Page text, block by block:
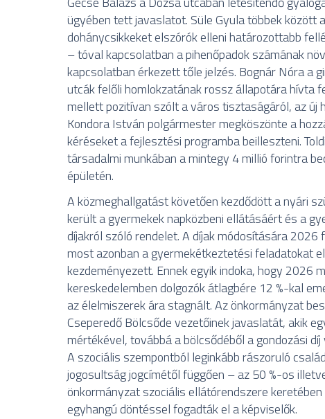
ügyében tett javaslatot. Süle Gyula többek között
dohánycsikkeket elszórók elleni határozottabb
– tóval kapcsolatban a pihenőpadok számának
kapcsolatban érkezett tőle jelzés. Bognár Nóra a
utcák felőli homlokzatának rossz állapotára hívta
mellett pozitívan szólt a város tisztaságáról, az
Kondora István polgármester megköszönte a
kéréseket a fejlesztési programba beilleszteni.
társadalmi munkában a mintegy 4 millió forintra
épületén.
A közmeghallgatást követően kezdődött a nyári
került a gyermekek napközbeni ellátásáért és a
díjakról szóló rendelet. A díjak módosítására
most azonban a gyermekétkeztetési feladatokat
kezdeményezett. Ennek egyik indoka, hogy 2026
kereskedelemben dolgozók átlagbére 12 %-kal
az élelmiszerek ára stagnált. Az önkormányzat
Cseperedő Bölcsőde vezetőinek javaslatát, akik
mértékével, továbbá a bölcsődéből a gondozási
A szociális szempontból leginkább rászoruló
jogosultság jogcímétől függően – az 50 %-os
önkormányzat szociális ellátórendszere
egyhangú döntéssel fogadták el a képviselők.